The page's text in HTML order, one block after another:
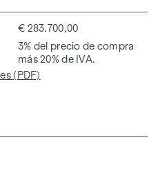
€ 283.700,00
3% del precio de compra
más 20% de IVA.
(PDF)